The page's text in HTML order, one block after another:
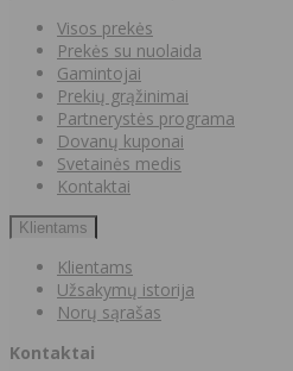
Visos prekės
Prekės su nuolaida
Gamintojai
Prekių grąžinimai
Partnerystės programa
Dovanų kuponai
Svetainės medis
Kontaktai
Klientams
Klientams
Užsakymų istorija
Norų sąrašas
Kontaktai